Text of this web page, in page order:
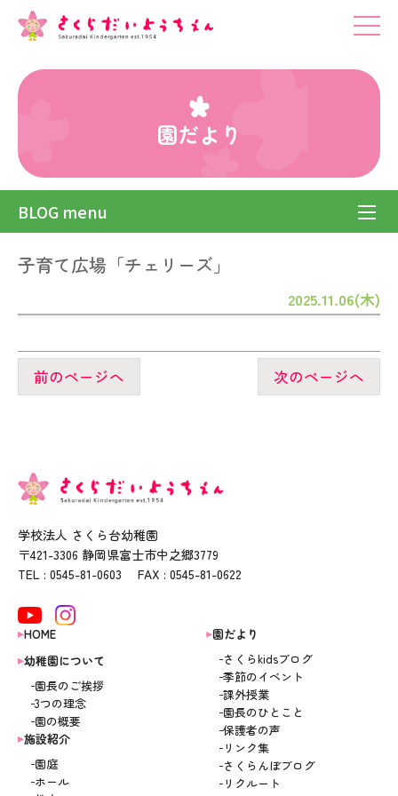
園だより
BLOG menu
子育て広場「チェリーズ」
2025.11.06(木)
前のページへ 次のページへ
学校法人 さくら台幼稚園
〒421-3306 静岡県富士市中之郷3779
TEL : 0545-81-0603 FAX : 0545-81-0622
HOME
幼稚園について
園長のご挨拶
3つの理念
園の概要
施設紹介
園庭
ホール
園だより
さくらkidsブログ
季節のイベント
課外授業
園長のひとこと
保護者の声
リンク集
さくらんぼブログ
リクルート